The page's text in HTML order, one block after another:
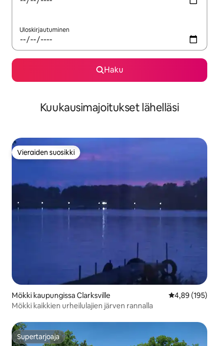
Uloskirjautuminen
Haku
Kuukausimajoitukset lähelläsi
Vieraiden suosikki
Vieraiden suosikki
Mökki kaupungissa Clarksville
4,89 (195)
Mökki kaikkien urheilulajien järven rannalla
Supertarjoaja
Supertarjoaja